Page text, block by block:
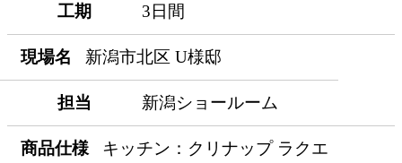
工期 3日間
現場名 新潟市北区 U様邸
担当 新潟ショールーム
商品仕様
キッチン：クリナップ ラクエ